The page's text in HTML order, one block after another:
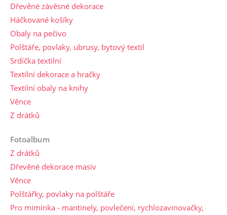
Dřevěné závěsné dekorace
Háčkované košíky
Obaly na pečivo
Polštáře, povlaky, ubrusy, bytový textil
Srdíčka textilní
Textilní dekorace a hračky
Textilní obaly na knihy
Věnce
Z drátků
Fotoalbum
Z drátků
Dřevěné dekorace masiv
Věnce
Polštářky, povlaky na polštáře
Pro miminka - mantinely, povlečení, rychlozavinovačky,